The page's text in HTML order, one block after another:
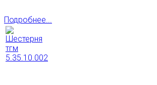
Подробнее...